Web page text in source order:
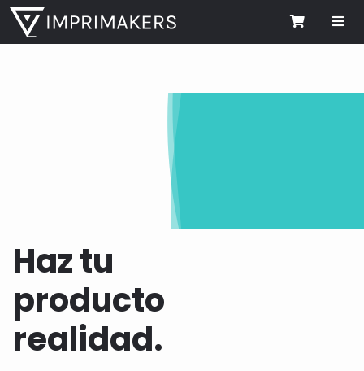
Cart
Haz tu
producto
realidad.